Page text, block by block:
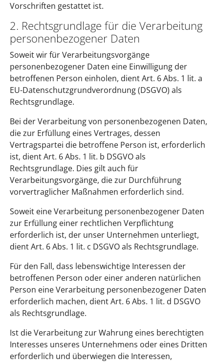
Vorschriften gestattet ist.
2. Rechtsgrundlage für die Verarbeitung
personenbezogener Daten
Soweit wir für Verarbeitungsvorgänge
personenbezogener Daten eine Einwilligung der
betroffenen Person einholen, dient Art. 6 Abs. 1 lit. a
EU-Datenschutzgrundverordnung (DSGVO) als
Rechtsgrundlage.
Bei der Verarbeitung von personenbezogenen Daten,
die zur Erfüllung eines Vertrages, dessen
Vertragspartei die betroffene Person ist, erforderlich
ist, dient Art. 6 Abs. 1 lit. b DSGVO als
Rechtsgrundlage. Dies gilt auch für
Verarbeitungsvorgänge, die zur Durchführung
vorvertraglicher Maßnahmen erforderlich sind.
Soweit eine Verarbeitung personenbezogener Daten
zur Erfüllung einer rechtlichen Verpflichtung
erforderlich ist, der unser Unternehmen unterliegt,
dient Art. 6 Abs. 1 lit. c DSGVO als Rechtsgrundlage.
Für den Fall, dass lebenswichtige Interessen der
betroffenen Person oder einer anderen natürlichen
Person eine Verarbeitung personenbezogener Daten
erforderlich machen, dient Art. 6 Abs. 1 lit. d DSGVO
als Rechtsgrundlage.
Ist die Verarbeitung zur Wahrung eines berechtigten
Interesses unseres Unternehmens oder eines Dritten
erforderlich und überwiegen die Interessen,